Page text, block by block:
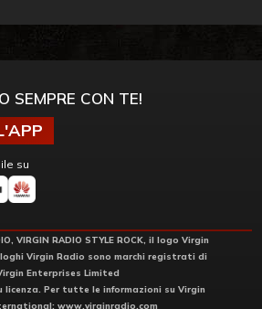
SEMPRE CON TE!
su
VIRGIN RADIO STYLE ROCK, il logo Virgin
Virgin Radio sono marchi registrati di
Enterprises Limited
Per tutte le informazioni su Virgin
www.virginradio.com